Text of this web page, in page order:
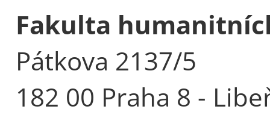
Fakulta
Pátkova 2137/5
182 00 Praha 8 -